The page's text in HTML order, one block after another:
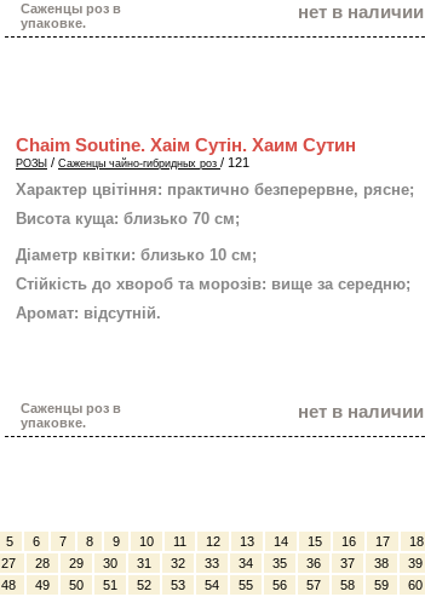
Саженцы роз в
упаковке.
нет в наличии
Chaim Soutine. Хаім Сутін. Хаим Сутин
РОЗЫ / Саженцы чайно-гибридных роз / 121
Характер цвітіння: практично безперервне, рясне;
Висота куща: близько 70 см;
Діаметр квітки: близько 10 см;
Стійкість до хвороб та морозів: вище за середню;
Аромат: відсутній.
Саженцы роз в
упаковке.
нет в наличии
5 6 7 8 9 10 11 12 13 14 15 16 17 18
27 28 29 30 31 32 33 34 35 36 37 38 39
48 49 50 51 52 53 54 55 56 57 58 59 60